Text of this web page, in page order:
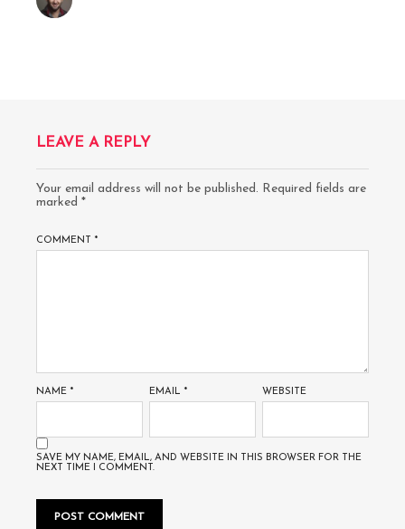
LEAVE A REPLY
Your email address will not be published. Required fields are
marked *
COMMENT *
NAME * EMAIL * WEBSITE
SAVE MY NAME, EMAIL, AND WEBSITE IN THIS BROWSER FOR THE
NEXT TIME I COMMENT.